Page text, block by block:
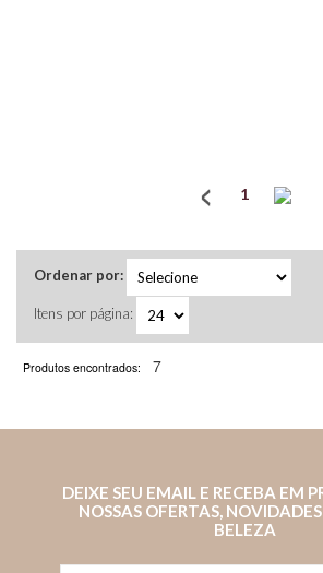
1
Ordenar por:
Itens por página:
Produtos encontrados: 7
DEIXE SEU EMAIL E RECEBA EM
NOSSAS OFERTAS,
BELEZA